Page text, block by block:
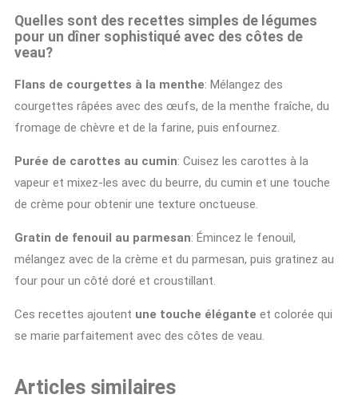
Quelles sont des recettes simples de légumes
pour un dîner sophistiqué avec des côtes de
veau?
Flans de courgettes à la menthe: Mélangez des
courgettes râpées avec des œufs, de la menthe fraîche, du
fromage de chèvre et de la farine, puis enfournez.
Purée de carottes au cumin: Cuisez les carottes à la
vapeur et mixez-les avec du beurre, du cumin et une touche
de crème pour obtenir une texture onctueuse.
Gratin de fenouil au parmesan: Émincez le fenouil,
mélangez avec de la crème et du parmesan, puis gratinez au
four pour un côté doré et croustillant.
Ces recettes ajoutent une touche élégante et colorée qui
se marie parfaitement avec des côtes de veau.
Articles similaires